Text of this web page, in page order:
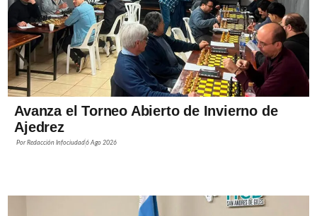
Avanza el Torneo Abierto de Invierno de
Ajedrez
PorRedacción Infociudad6 Ago 2026